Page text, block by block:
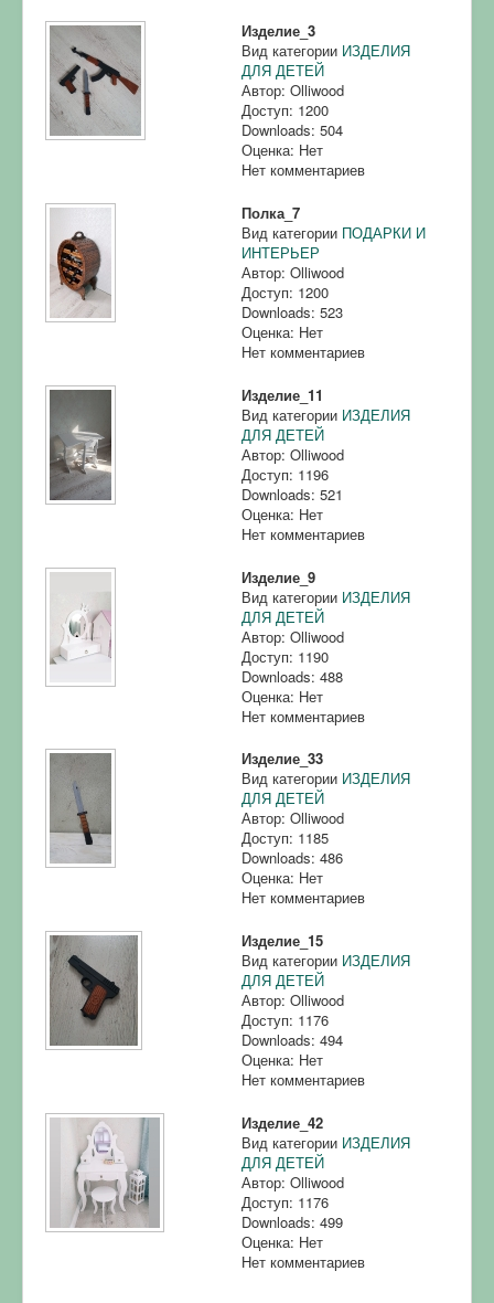
Изделие_3
Вид категории ИЗДЕЛИЯ
ДЛЯ ДЕТЕЙ
Автор: Olliwood
Доступ: 1200
Downloads: 504
Оценка: Нет
Нет комментариев
Полка_7
Вид категории ПОДАРКИ И
ИНТЕРЬЕР
Автор: Olliwood
Доступ: 1200
Downloads: 523
Оценка: Нет
Нет комментариев
Изделие_11
Вид категории ИЗДЕЛИЯ
ДЛЯ ДЕТЕЙ
Автор: Olliwood
Доступ: 1196
Downloads: 521
Оценка: Нет
Нет комментариев
Изделие_9
Вид категории ИЗДЕЛИЯ
ДЛЯ ДЕТЕЙ
Автор: Olliwood
Доступ: 1190
Downloads: 488
Оценка: Нет
Нет комментариев
Изделие_33
Вид категории ИЗДЕЛИЯ
ДЛЯ ДЕТЕЙ
Автор: Olliwood
Доступ: 1185
Downloads: 486
Оценка: Нет
Нет комментариев
Изделие_15
Вид категории ИЗДЕЛИЯ
ДЛЯ ДЕТЕЙ
Автор: Olliwood
Доступ: 1176
Downloads: 494
Оценка: Нет
Нет комментариев
Изделие_42
Вид категории ИЗДЕЛИЯ
ДЛЯ ДЕТЕЙ
Автор: Olliwood
Доступ: 1176
Downloads: 499
Оценка: Нет
Нет комментариев